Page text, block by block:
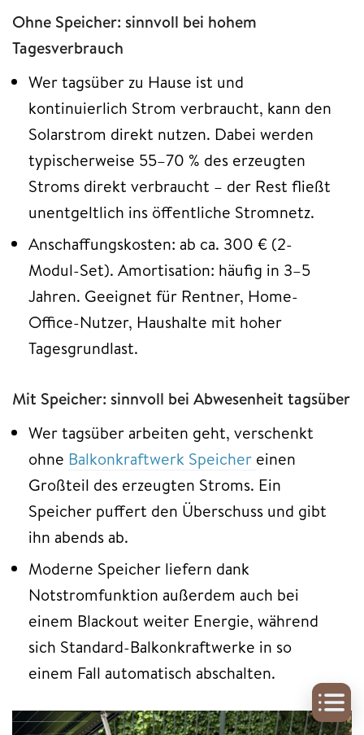
Ohne Speicher: sinnvoll bei hohem
Tagesverbrauch
Wer tagsüber zu Hause ist und
kontinuierlich Strom verbraucht, kann den
Solarstrom direkt nutzen. Dabei werden
typischerweise 55–70 % des erzeugten
Stroms direkt verbraucht – der Rest fließt
unentgeltlich ins öffentliche Stromnetz.
Anschaffungskosten: ab ca. 300 € (2-
Modul-Set). Amortisation: häufig in 3–5
Jahren. Geeignet für Rentner, Home-
Office-Nutzer, Haushalte mit hoher
Tagesgrundlast.
Mit Speicher: sinnvoll bei Abwesenheit tagsüber
Wer tagsüber arbeiten geht, verschenkt
ohne Balkonkraftwerk Speicher einen
Großteil des erzeugten Stroms. Ein
Speicher puffert den Überschuss und gibt
ihn abends ab.
Moderne Speicher liefern dank
Notstromfunktion außerdem auch bei
einem Blackout weiter Energie, während
sich Standard-Balkonkraftwerke in so
einem Fall automatisch abschalten.